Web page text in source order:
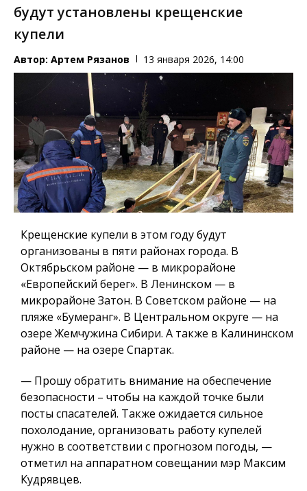
будут установлены крещенские
купели
Автор: Артем Рязанов 13 января 2026, 14:00
Крещенские купели в этом году будут
организованы в пяти районах города. В
Октябрьском районе — в микрорайоне
«Европейский берег». В Ленинском — в
микрорайоне Затон. В Советском районе — на
пляже «Бумеранг». В Центральном округе — на
озере Жемчужина Сибири. А также в Калининском
районе — на озере Спартак.
— Прошу обратить внимание на обеспечение
безопасности – чтобы на каждой точке были
посты спасателей. Также ожидается сильное
похолодание, организовать работу купелей
нужно в соответствии с прогнозом погоды, —
отметил на аппаратном совещании мэр Максим
Кудрявцев.